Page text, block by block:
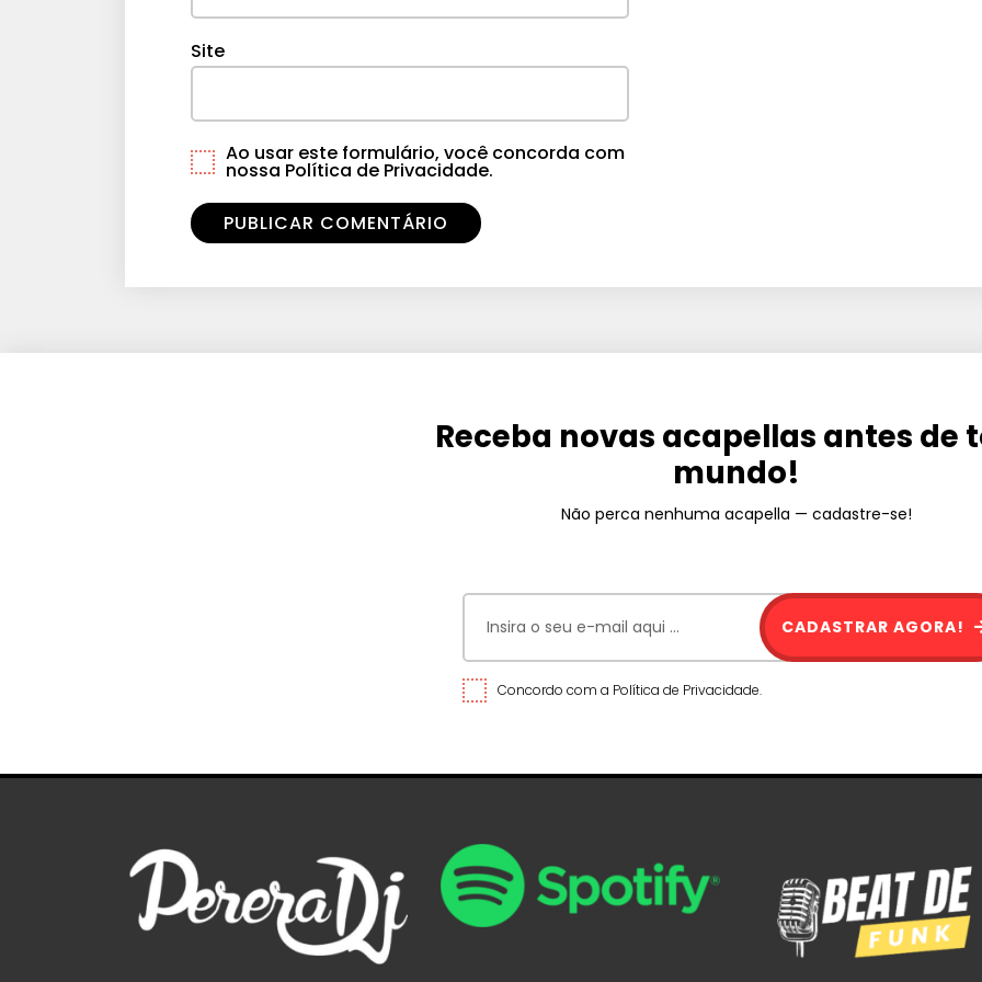
Site
Ao usar este formulário, você concorda com
nossa Política de Privacidade.
Receba novas acapellas antes de
mundo!
Não perca nenhuma acapella — cadastre-se!
Concordo com a Política de Privacidade.
CADASTRAR AGORA!